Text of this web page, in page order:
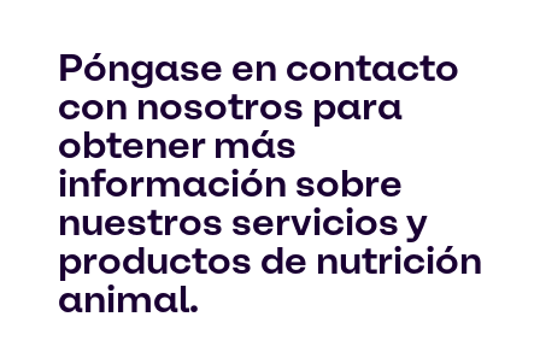
Póngase en contacto
con nosotros para
obtener más
información sobre
nuestros servicios y
productos de nutrición
animal.